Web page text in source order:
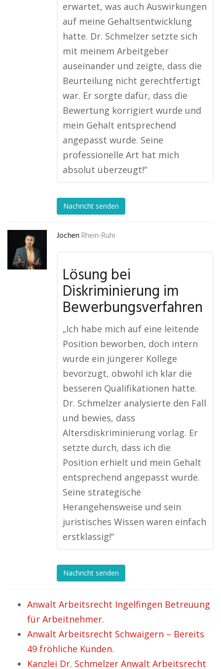
erwartet, was auch Auswirkungen
auf meine Gehaltsentwicklung
hatte. Dr. Schmelzer setzte sich
mit meinem Arbeitgeber
auseinander und zeigte, dass die
Beurteilung nicht gerechtfertigt
war. Er sorgte dafür, dass die
Bewertung korrigiert wurde und
mein Gehalt entsprechend
angepasst wurde. Seine
professionelle Art hat mich
absolut überzeugt!“
Nachricht senden
Jochen Rhein-Ruhr
Lösung bei
Diskriminierung im
Bewerbungsverfahren
„Ich habe mich auf eine leitende
Position beworben, doch intern
wurde ein jüngerer Kollege
bevorzugt, obwohl ich klar die
besseren Qualifikationen hatte.
Dr. Schmelzer analysierte den Fall
und bewies, dass
Altersdiskriminierung vorlag. Er
setzte durch, dass ich die
Position erhielt und mein Gehalt
entsprechend angepasst wurde.
Seine strategische
Herangehensweise und sein
juristisches Wissen waren einfach
erstklassig!“
Nachricht senden
Anwalt Arbeitsrecht Ingelfingen Betreuung
für Arbeitnehmer.
Anwalt Arbeitsrecht Schwaigern – Bereits
49 fröhliche Kunden.
Kanzlei Dr. Schmelzer Anwalt Arbeitsrecht